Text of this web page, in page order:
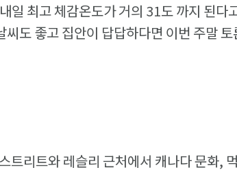
최고 체감온도가 거의 31도 까지 된다
도 좋고 집안이 답답하다면 이번 주말
리트와 레슬리 근처에서 캐나다 문화,